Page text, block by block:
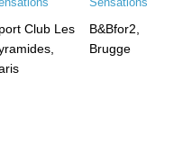
Club Les
B&Bfor2,
Brugge